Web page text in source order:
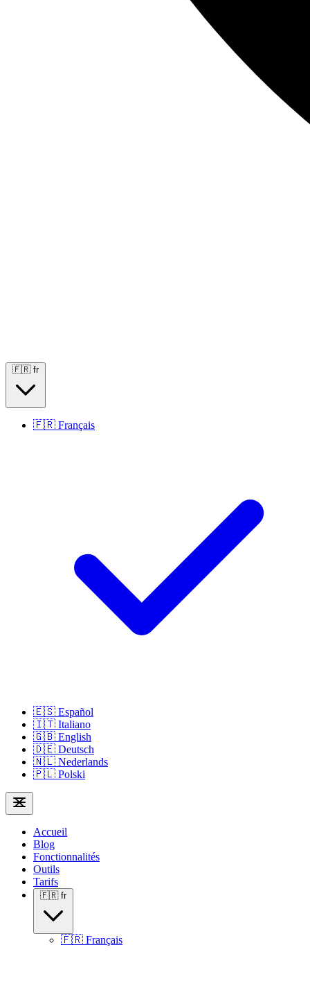
🇫🇷 fr
🇫🇷 Français
🇪🇸 Español
🇮🇹 Italiano
🇬🇧 English
🇩🇪 Deutsch
🇳🇱 Nederlands
🇵🇱 Polski
Accueil
Blog
Fonctionnalités
Outils
Tarifs
🇫🇷 fr
🇫🇷 Français